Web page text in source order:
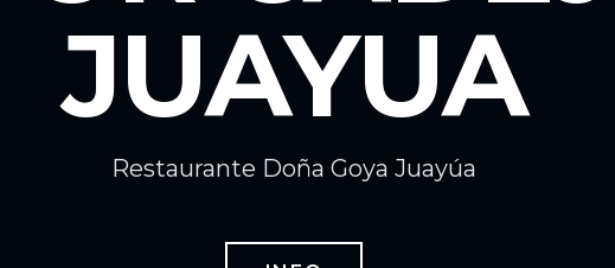
JUAYUA
Restaurante Doña Goya Juayúa